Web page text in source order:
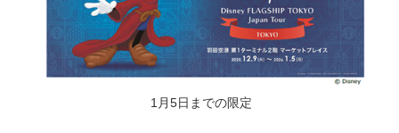
1月5日までの限定